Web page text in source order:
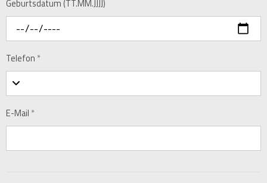
Geburtsdatum (TT.MM.JJJJ)
Telefon *
E-Mail *